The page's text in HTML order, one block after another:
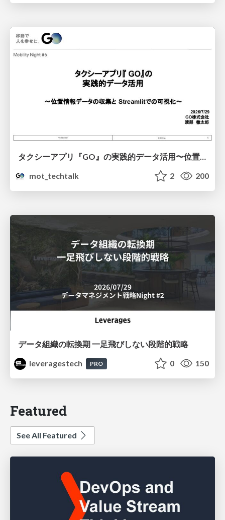
mot_techtalk
2 200
データ組織の転換期 一足飛びしない段階的戦略
leveragestech
PRO 0 150
Featured
See All Featured